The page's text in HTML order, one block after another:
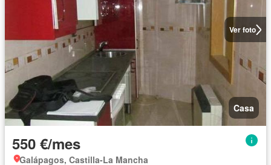
Ver foto
Casa
550 €/mes
Galápagos, Castilla-La Mancha